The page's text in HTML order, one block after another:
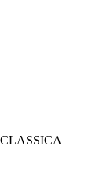
CLASSICA